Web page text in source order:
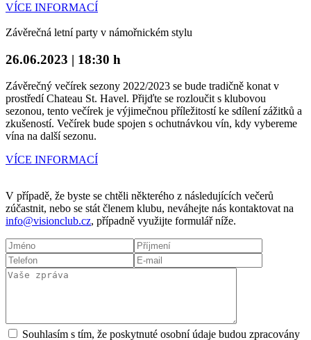
VÍCE INFORMACÍ
Závěrečná letní party v námořnickém stylu
26.06.2023 | 18:30 h
Závěrečný večírek sezony 2022/2023 se bude tradičně konat v
prostředí Chateau St. Havel. Přijďte se rozloučit s klubovou
sezonou, tento večírek je výjimečnou příležitostí ke sdílení zážitků a
zkušeností. Večírek bude spojen s ochutnávkou vín, kdy vybereme
vína na další sezonu.
VÍCE INFORMACÍ
V případě, že byste se chtěli některého z následujících večerů
zúčastnit, nebo se stát členem klubu, neváhejte nás kontaktovat na
info@visionclub.cz, případně využijte formulář níže.
Souhlasím s tím, že poskytnuté osobní údaje budou zpracovány